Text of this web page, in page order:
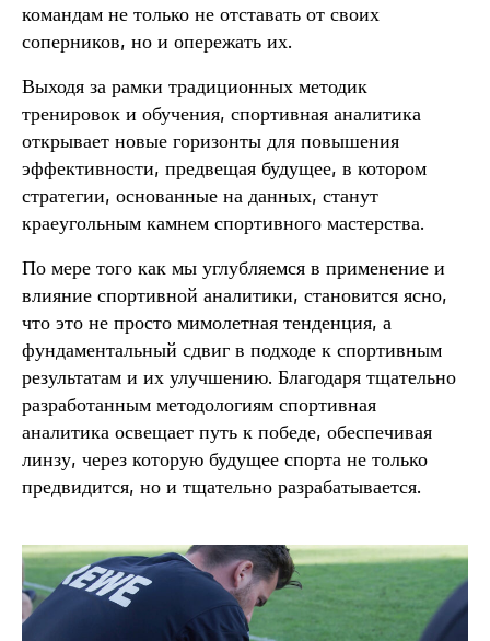
командам не только не отставать от своих
соперников, но и опережать их.
Выходя за рамки традиционных методик
тренировок и обучения, спортивная аналитика
открывает новые горизонты для повышения
эффективности, предвещая будущее, в котором
стратегии, основанные на данных, станут
краеугольным камнем спортивного мастерства.
По мере того как мы углубляемся в применение и
влияние спортивной аналитики, становится ясно,
что это не просто мимолетная тенденция, а
фундаментальный сдвиг в подходе к спортивным
результатам и их улучшению. Благодаря тщательно
разработанным методологиям спортивная
аналитика освещает путь к победе, обеспечивая
линзу, через которую будущее спорта не только
предвидится, но и тщательно разрабатывается.